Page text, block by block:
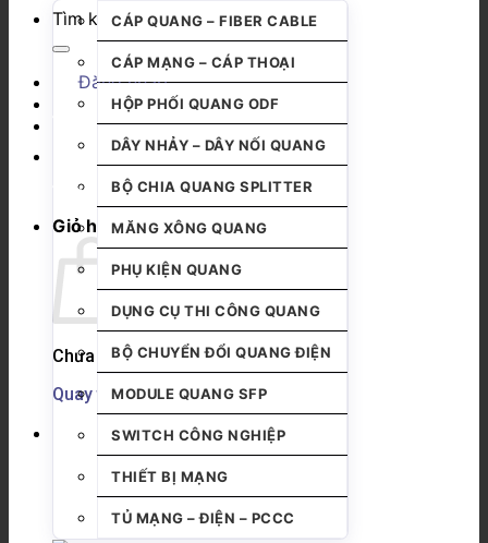
Tìm kiếm:
Đăng nhập
Giỏ hàng
Chưa có sản phẩm trong giỏ hàng.
Quay trở lại cửa hàng
CÁP QUANG – FIBER CABLE
CÁP MẠNG – CÁP THOẠI
HỘP PHỐI QUANG ODF
DÂY NHẢY – DÂY NỐI QUANG
BỘ CHIA QUANG SPLITTER
MĂNG XÔNG QUANG
PHỤ KIỆN QUANG
DỤNG CỤ THI CÔNG QUANG
BỘ CHUYỂN ĐỔI QUANG ĐIỆN
MODULE QUANG SFP
SWITCH CÔNG NGHIỆP
THIẾT BỊ MẠNG
TỦ MẠNG – ĐIỆN – PCCC